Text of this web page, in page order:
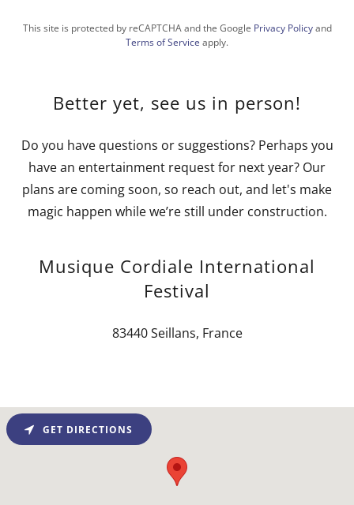
This site is protected by reCAPTCHA and the Google Privacy Policyand
Terms of Service apply.
Better yet, see us in person!
Do you have questions or suggestions? Perhaps you
have an entertainment request for next year? Our
plans are coming soon, so reach out, and let's make
magic happen while we’re still under construction.
Musique Cordiale International
Festival
83440 Seillans, France
GET DIRECTIONS